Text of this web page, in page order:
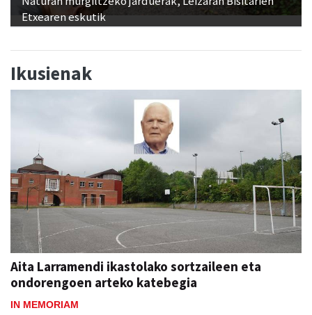
Etxearen eskutik
Ikusienak
Aita Larramendi ikastolako sortzaileen eta
ondorengoen arteko katebegia
IN MEMORIAM